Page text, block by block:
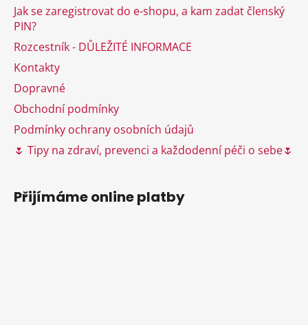
Jak se zaregistrovat do e-shopu, a kam zadat členský
PIN?
Rozcestník - DŮLEŽITÉ INFORMACE
Kontakty
Dopravné
Obchodní podmínky
Podmínky ochrany osobních údajů
🌷 Tipy na zdraví, prevenci a každodenní péči o sebe🌷
Přijímáme online platby